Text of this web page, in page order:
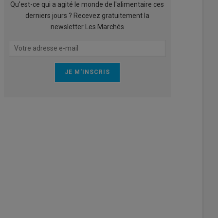
Qu’est-ce qui a agité le monde de l'alimentaire ces
derniers jours ? Recevez gratuitement la
newsletter Les Marchés